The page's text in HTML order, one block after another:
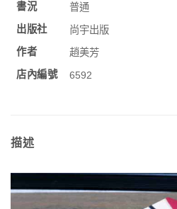
書況
普通
出版社
尚宇出版
作者
趙美芳
店內編號
6592
描述